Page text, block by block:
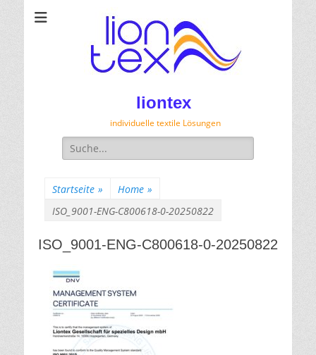
liontex
individuelle textile Lösungen
Suche
für:
Startseite » Home »
ISO_9001-ENG-C800618-0-20250822
ISO_9001-ENG-C800618-0-20250822